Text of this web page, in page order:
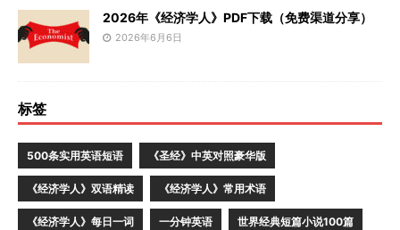
2026年《经济学人》PDF下载（免费渠道分享）
2026年6月6日
标签
500条实用英语短语 《圣经》中英对照豪华版
《经济学人》双语精读 《经济学人》常用术语
《经济学人》每日一词 一分钟英语 世界经典短篇小说100篇